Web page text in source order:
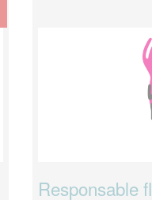
Responsable